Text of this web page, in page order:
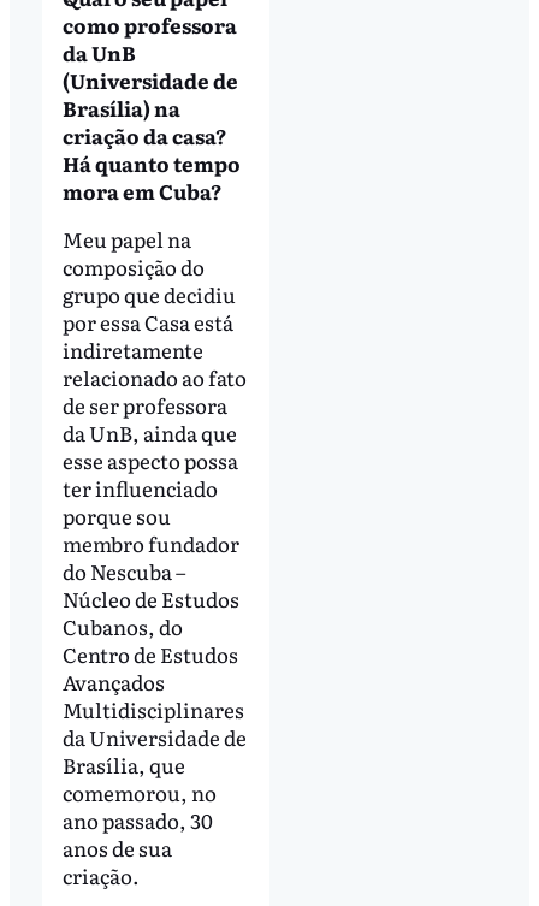
como professora
da UnB
(Universidade de
Brasília) na
criação da casa?
Há quanto tempo
mora em Cuba?
Meu papel na
composição do
grupo que decidiu
por essa Casa está
indiretamente
relacionado ao fato
de ser professora
da UnB, ainda que
esse aspecto possa
ter influenciado
porque sou
membro fundador
do Nescuba –
Núcleo de Estudos
Cubanos, do
Centro de Estudos
Avançados
Multidisciplinares
da Universidade de
Brasília, que
comemorou, no
ano passado, 30
anos de sua
criação.